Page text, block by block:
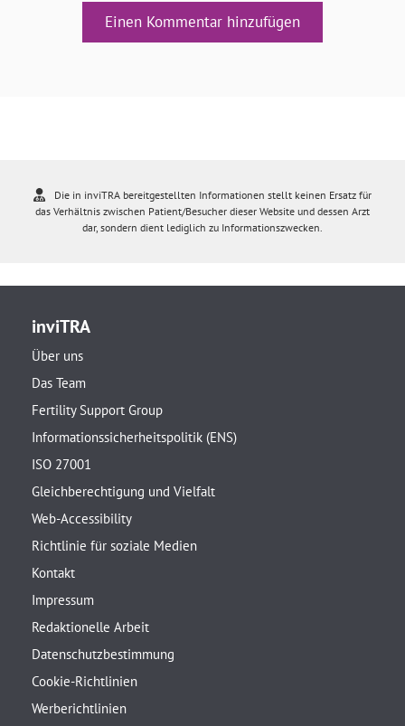
Einen Kommentar hinzufügen
Die in inviTRA bereitgestellten Informationen stellt keinen Ersatz für
das Verhältnis zwischen Patient/Besucher dieser Website und dessen Arzt
dar, sondern dient lediglich zu Informationszwecken.
inviTRA
Über uns
Das Team
Fertility Support Group
Informationssicherheitspolitik (ENS)
ISO 27001
Gleichberechtigung und Vielfalt
Web-Accessibility
Richtlinie für soziale Medien
Kontakt
Impressum
Redaktionelle Arbeit
Datenschutzbestimmung
Cookie-Richtlinien
Werberichtlinien